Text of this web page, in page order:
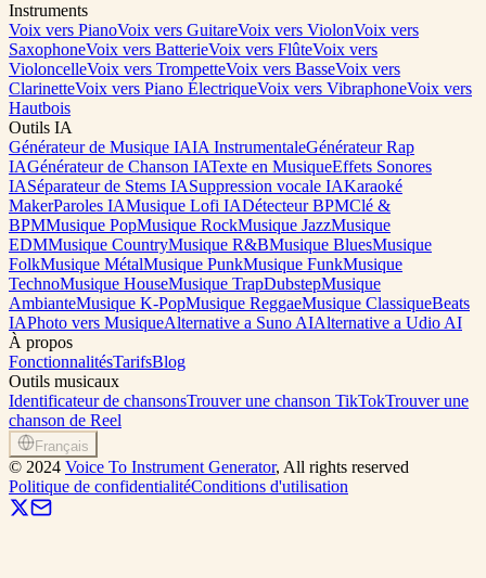
Instruments
Voix vers PianoVoix vers GuitareVoix vers ViolonVoix vers
SaxophoneVoix vers BatterieVoix vers FlûteVoix vers
VioloncelleVoix vers TrompetteVoix vers BasseVoix vers
ClarinetteVoix vers Piano ÉlectriqueVoix vers VibraphoneVoix vers
Hautbois
Outils IA
Générateur de Musique IAIA InstrumentaleGénérateur Rap
IAGénérateur de Chanson IATexte en MusiqueEffets Sonores
IASéparateur de Stems IASuppression vocale IAKaraoké
MakerParoles IAMusique Lofi IADétecteur BPMClé &
BPMMusique PopMusique RockMusique JazzMusique
EDMMusique CountryMusique R&BMusique BluesMusique
FolkMusique MétalMusique PunkMusique FunkMusique
TechnoMusique HouseMusique TrapDubstepMusique
AmbianteMusique K-PopMusique ReggaeMusique ClassiqueBeats
IAPhoto vers MusiqueAlternative a Suno AIAlternative a Udio AI
À propos
FonctionnalitésTarifsBlog
Outils musicaux
Identificateur de chansonsTrouver une chanson TikTokTrouver une
chanson de Reel
Français
© 2024 Voice To Instrument Generator, All rights reserved
Politique de confidentialitéConditions d'utilisation